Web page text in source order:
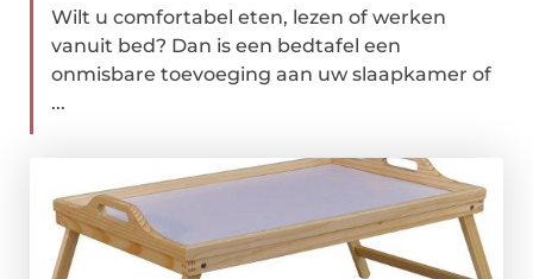
Wilt u comfortabel eten, lezen of werken
vanuit bed? Dan is een bedtafel een
onmisbare toevoeging aan uw slaapkamer of
...